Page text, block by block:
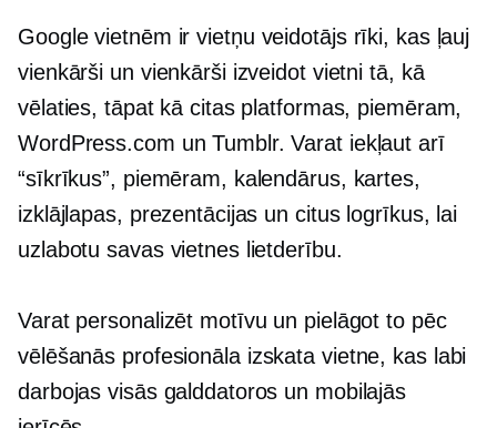
Google vietnēm irvietņu veidotājsrīki, kas ļauj
vienkārši un vienkārši izveidot vietni tā, kā
vēlaties, tāpat kā citas platformas, piemēram,
WordPress.com un Tumblr. Varat iekļaut arī
“sīkrīkus”, piemēram, kalendārus, kartes,
izklājlapas, prezentācijas un citus logrīkus, lai
uzlabotu savas vietnes lietderību.
Varat personalizēt motīvu un pielāgot to pēc
vēlēšanās profesionāla izskata vietne, kas labi
darbojas visās galddatoros un mobilajās